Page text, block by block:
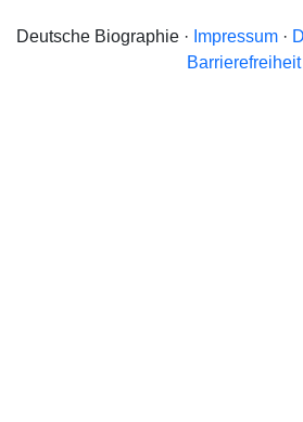
Deutsche Biographie · Impressum·
Barrierefreiheit